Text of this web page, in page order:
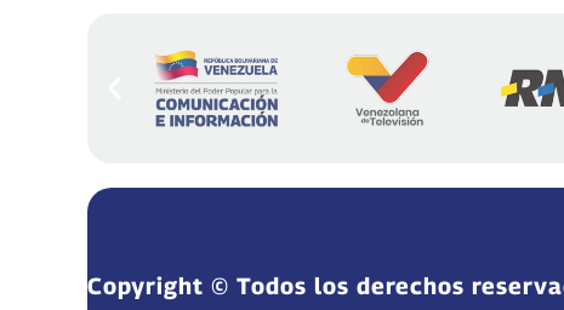
Copyright © Todos los derechos